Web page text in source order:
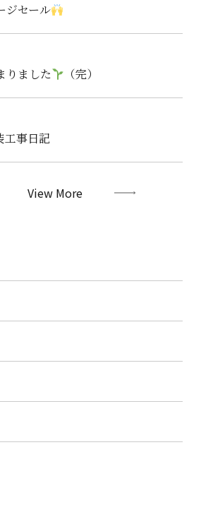
ジセール
りました （完）
工事日記
View More